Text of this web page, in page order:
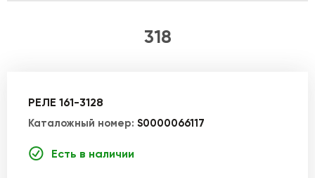
318
РЕЛЕ 161-3128
Каталожный номер: S0000066117
Есть в наличии